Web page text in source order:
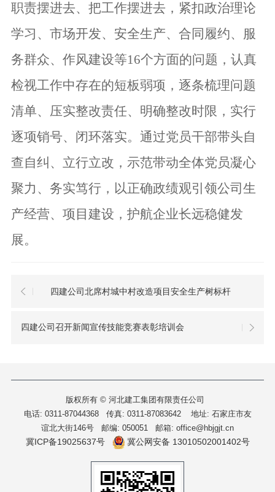
职责摆进去、把工作摆进去，紧扣政治理论
学习、市场开发、安全生产、合同履约、服
务群众、作风建设等16个方面的问题，认真
检视工作中存在的短板弱项，逐条梳理问题
清单、压实整改责任、明确整改时限，实行
逐项销号、闭环落实。通过党员干部带头自
查自纠、立行立改，示范带动全体党员凝心
聚力、务实笃行，以正确政绩观引领公司生
产经营、项目建设，护航企业长远稳健发
展。
四建公司北席村城中村改造项目安全生产树标杆
四建公司召开新闻宣传技能竞赛表彰培训会
版权所有 © 河北建工集团有限责任公司
电话: 0311-87044368 传真: 0311-87083642 地址: 石家庄市友
谊北大街146号 邮编: 050051 邮箱: office@hbjgjt.cn
冀ICP备19025637号 冀公网安备 13010502001402号